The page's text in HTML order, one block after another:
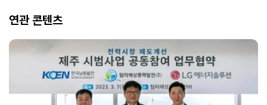
연관 콘텐츠